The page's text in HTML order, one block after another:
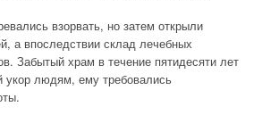
взорвать, но затем открыли
а впоследствии склад лечебных
Забытый храм в течение пятидесяти лет
укор людям, ему требовались